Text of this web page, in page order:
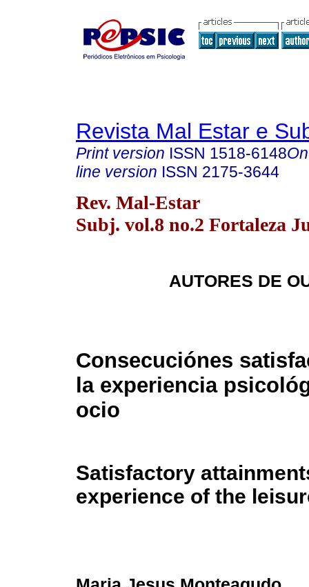
Revista Mal Estar e
Print version ISSN 1518-6148
line version ISSN 2175-3644
Rev. Mal-Estar
Subj. vol.8 no.2 Fortaleza
AUTORES DE
Consecuciónes
la experiencia
ocio
Satisfactory
experience of the